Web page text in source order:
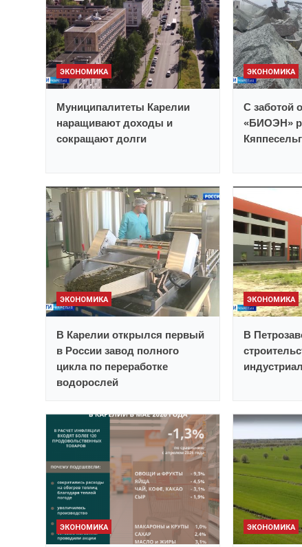
ЭКОНОМИКА
Муниципалитеты Карелии
наращивают доходы и
сокращают долги
ЭКОНОМИКА
С заботой
«БИОЭН»
ЭКОНОМИКА
В Карелии открылся первый
в России завод полного
цикла по переработке
водорослей
ЭКОНОМИКА
В
ЭКОНОМИКА ЭКОНОМИКА